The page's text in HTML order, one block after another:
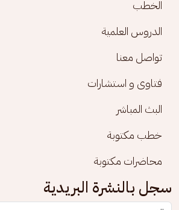
الخطب
الدروس العلمية
تواصل معنا
فتاوى و استشارات
البث المباشر
خطب مكتوبة
محاضرات مكتوبة
سجل بالنشرة البريدية